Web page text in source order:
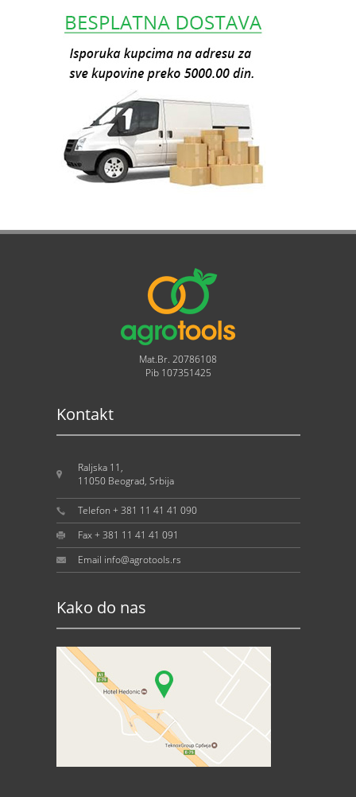
Mat.Br. 20786108
Pib 107351425
Kontakt
Raljska 11,
11050 Beograd, Srbija
Telefon + 381 11 41 41 090
Fax + 381 11 41 41 091
Email info@agrotools.rs
Kako do nas